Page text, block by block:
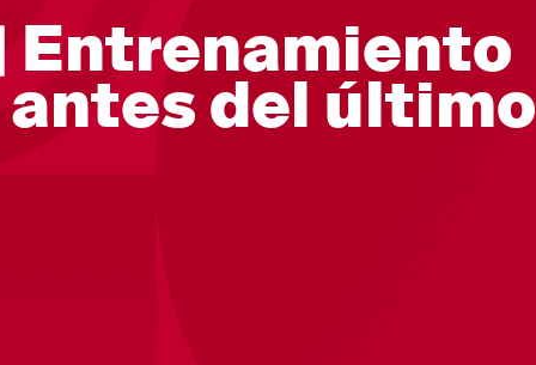
Entrenamiento
del último